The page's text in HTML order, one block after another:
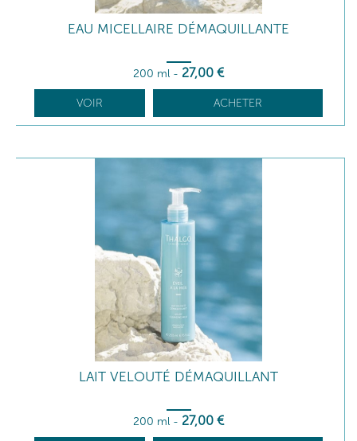
EAU MICELLAIRE DÉMAQUILLANTE
200 ml - 27,00 €
VOIR ACHETER
LAIT VELOUTÉ DÉMAQUILLANT
200 ml - 27,00 €